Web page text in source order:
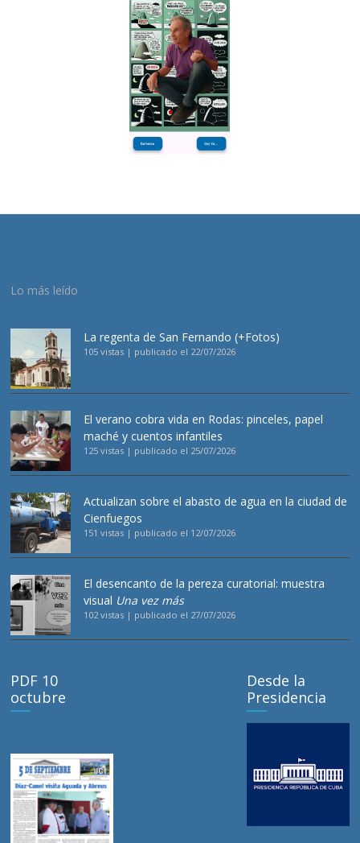
Lo más leído
La regenta de San Fernando (+Fotos)
105 vistas | publicado el 22/07/2026
El verano cobra vida en Rodas: pinceles, papel
maché y cuentos infantiles
125 vistas | publicado el 25/07/2026
Actualizan sobre el abasto de agua en la ciudad de
Cienfuegos
151 vistas | publicado el 12/07/2026
El desencanto de la pereza curatorial: muestra
visual Una vez más
102 vistas | publicado el 27/07/2026
PDF 10
octubre
Desde la
Presidencia